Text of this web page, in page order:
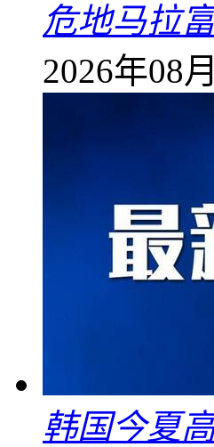
危地马拉
2026年08
韩国今夏